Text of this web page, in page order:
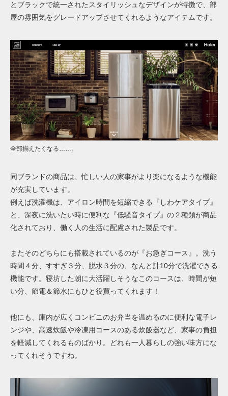
とブラックで統⼀されたスタイリッシュなデザインが特徴で、部
屋の雰囲気をグレードアップさせてくれるようなアイテムです。
全部揃えたくなる……。
同ブランドの商品は、忙しい人の家事がより楽になるような機能
が充実しています。
例えば洗濯機は、アイロン時間を短縮できる『しわケアタイプ』
と、深夜に洗いたい時に便利な『低騒音タイプ』の２種類が商品
化されており、働く人の生活に配慮された製品です。
またそのどちらにも搭載されているのが『お急ぎコース』。洗う
時間４分、すすぎ３分、脱水３分の、なんと計10分で洗濯できる
機能です。寝坊した朝に大活躍しそうなこのコースは、時間が短
い分、節電＆節水にもひと役買ってくれます！
他にも、庫内が広くコンビニのお弁当を温めるのに便利な電子レ
ンジや、高速炊飯や冷凍用コースのある炊飯器など、家事の負担
を軽減してくれるものばかり。どれも一人暮らしの強い味方にな
ってくれそうですね。